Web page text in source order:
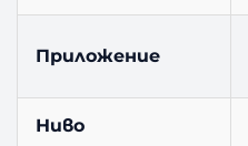
Приложение
Ниво